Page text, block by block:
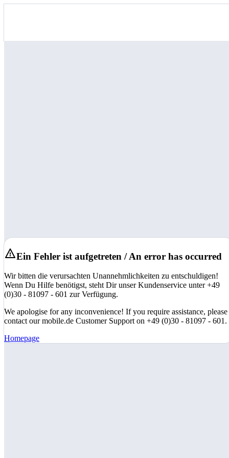
Ein Fehler ist aufgetreten / An error has occurred
Wir bitten die verursachten Unannehmlichkeiten zu entschuldigen!
Wenn Du Hilfe benötigst, steht Dir unser Kundenservice unter +49
(0)30 - 81097 - 601 zur Verfügung.
We apologise for any inconvenience! If you require assistance, please
contact our mobile.de Customer Support on +49 (0)30 - 81097 - 601.
Homepage